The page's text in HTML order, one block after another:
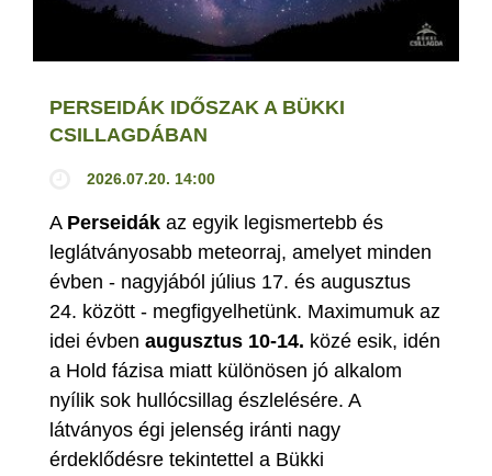
PERSEIDÁK IDŐSZAK A BÜKKI
CSILLAGDÁBAN
2026.07.20. 14:00
A Perseidák az egyik legismertebb és
leglátványosabb meteorraj, amelyet minden
évben - nagyjából július 17. és augusztus
24. között - megfigyelhetünk. Maximumuk az
idei évben augusztus 10-14. közé esik, idén
a Hold fázisa miatt különösen jó alkalom
nyílik sok hullócsillag észlelésére. A
látványos égi jelenség iránti nagy
érdeklődésre tekintettel a Bükki